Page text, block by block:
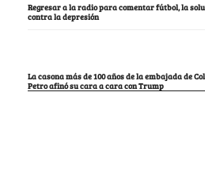
Regresar a la radio para comentar fútbol, la
contra la depresión
La casona más de 100 años de la embajada de
Petro afinó su cara a cara con Trump